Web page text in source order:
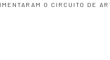
O CIRCUITO DE